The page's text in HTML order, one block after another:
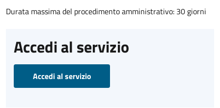
Durata massima del procedimento amministrativo: 30 giorni
Accedi al servizio
Accedi al servizio